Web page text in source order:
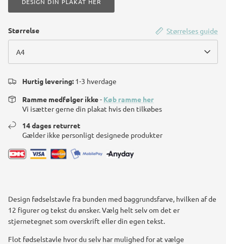
Størrelses guide
Størrelse
A4
Hurtig levering: 1-3 hverdage
Ramme medfølger ikke- Køb ramme her
Vi isætter gerne din plakat hvis den tilkøbes
14 dages returret
Gælder ikke personligt designede produkter
Design fødselstavle fra bunden med baggrundsfarve, hvilken af de
12 figurer og tekst du ønsker. Vælg helt selv om det er
stjernetegnet som overskrift eller din egen tekst.
Flot fødselstavle hvor du selv har mulighed for at vælge